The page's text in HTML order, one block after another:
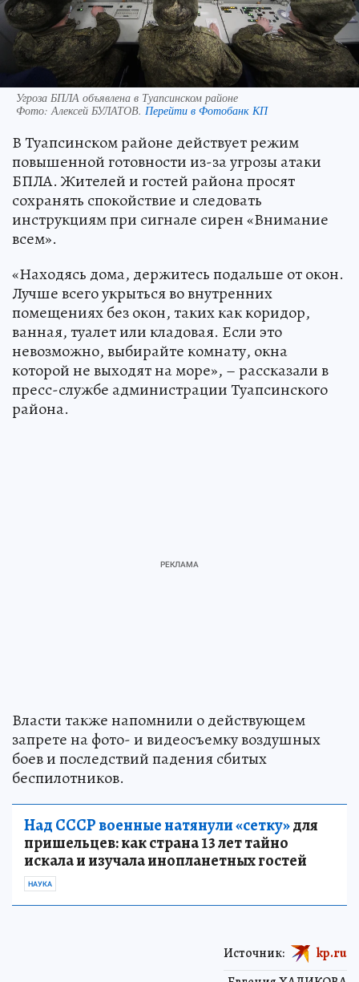
Угроза БПЛА объявлена в Туапсинском районе
Фото:Алексей БУЛАТОВ. Перейти в Фотобанк КП
В Туапсинском районе действует режим
повышенной готовности из-за угрозы атаки
БПЛА. Жителей и гостей района просят
сохранять спокойствие и следовать
инструкциям при сигнале сирен «Внимание
всем».
«Находясь дома, держитесь подальше от окон.
Лучше всего укрыться во внутренних
помещениях без окон, таких как коридор,
ванная, туалет или кладовая. Если это
невозможно, выбирайте комнату, окна
которой не выходят на море», – рассказали в
пресс-службе администрации Туапсинского
района.
Власти также напомнили о действующем
запрете на фото- и видеосъемку воздушных
боев и последствий падения сбитых
беспилотников.
Над СССР военные натянули «сетку»для
пришельцев: как страна 13 лет тайно
искала и изучала инопланетных гостей
НАУКА
Источник: kp.ru